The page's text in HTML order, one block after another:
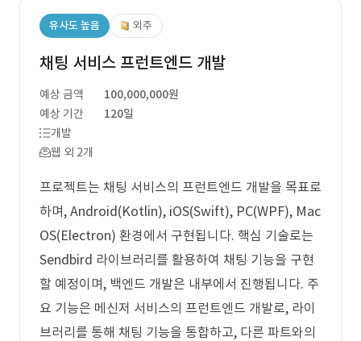
유사도 높음 외주
채팅 서비스 프런트엔드 개발
예상 금액
100,000,000원
예상 기간
120일
개발
웹 외 2개
프로젝트는 채팅 서비스의 프런트엔드 개발을 목표로
하며, Android(Kotlin), iOS(Swift), PC(WPF), Mac
OS(Electron) 환경에서 구현됩니다. 핵심 기술로는
Sendbird 라이브러리를 활용하여 채팅 기능을 구현
할 예정이며, 백엔드 개발은 내부에서 진행됩니다. 주
요 기능은 메신저 서비스의 프런트엔드 개발로, 라이
브러리를 통해 채팅 기능을 통합하고, 다른 파트와의